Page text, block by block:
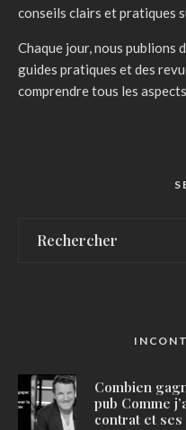
conseils clairs et pratiques
Chaque jour, nous publions
guides pratiques et des
comprendre tous les
Combien
pub Comme
contrat et ses